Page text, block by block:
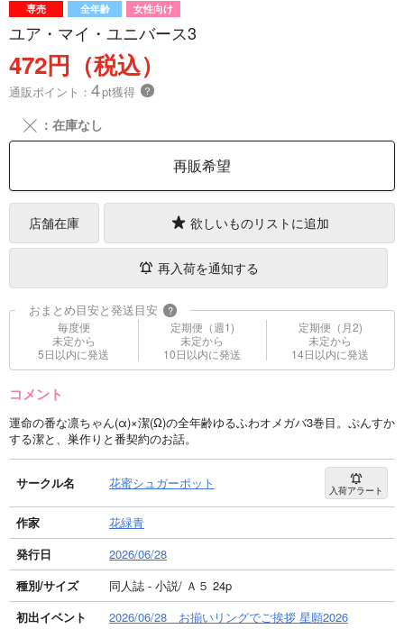
専売 全年齢 女性向け
ユア・マイ・ユニバース3
472円（税込）
通販ポイント： 4pt獲得 ？
╳ ：在庫なし
再販希望
店舗在庫 欲しいものリストに追加
再入荷を通知する
おまとめ目安と発送目安 ?
毎度便
未定から
5日以内に発送
定期便（週1)
未定から
10日以内に発送
定期便（月2)
未定から
14日以内に発送
コメント
運命の番な凛ちゃん(α)×潔(Ω)の全年齢ゆるふわオメガバ3巻目。ぷんすか
する潔と、巣作りと番契約のお話。
サークル名 花蜜シュガーポット 入荷アラート
作家
花緑青
発行日
2026/06/28
種別/サイズ
同人誌 - 小説/ Ａ５ 24p
初出イベント
2026/06/28 お揃いリングでご挨拶 星願2026